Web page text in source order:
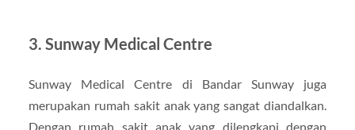
3. Sunway Medical Centre
Sunway Medical Centre di Bandar Sunway juga
merupakan rumah sakit anak yang sangat diandalkan.
Dengan rumah sakit anak yang dilengkapi dengan